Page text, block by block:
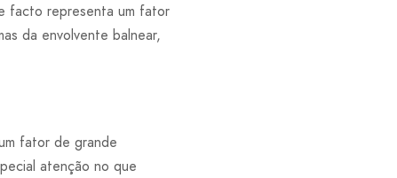
facto representa um fator
da envolvente balnear,
fator de grande
atenção no que